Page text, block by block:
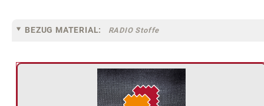
BEZUG MATERIAL: RADIO Stoffe